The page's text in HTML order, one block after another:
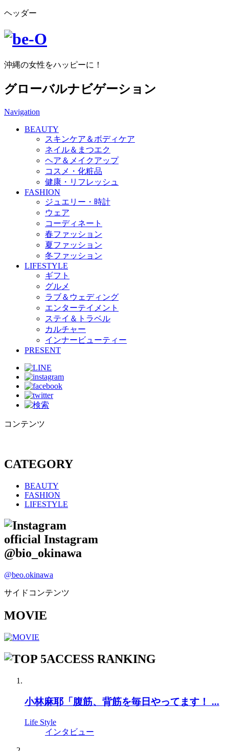
ヘッダー
沖縄の女性をハッピーに！
グローバルナビゲーション
Navigation
BEAUTY
スキンケア＆ボディケア
ネイル＆まつエク
ヘア＆メイクアップ
コスメ・化粧品
健康・リフレッシュ
FASHION
ジュエリー・時計
ウェア
コーディネート
春ファッション
夏ファッション
冬ファッション
LIFESTYLE
ギフト
グルメ
ラブ＆ウェディング
エンターテイメント
ステイ＆トラベル
カルチャー
インナービューティー
PRESENT
コンテンツ
CATEGORY
BEAUTY
FASHION
LIFESTYLE
official Instagram
@bio_okinawa
@beo.okinawa
サイドコンテンツ
MOVIE
ACCESS RANKING
小林麻耶「腹筋、背筋を毎日やってます！ ...
Life Style
インタビュー